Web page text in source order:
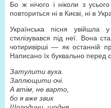
Бо ж нічого і ніколи з
повториться ні в Києві, ні в
Українська пісня
стилізувався під неї. Вона
чотиривірші — як останній
Написано їх буквально
Затулити вуха.
Заплющити очі.
А втім, не варто,
бо я вже звик